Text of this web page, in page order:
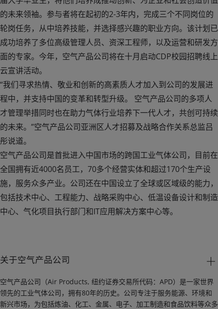
的未来领袖。参与者将在起初的2-3年内，完成三个不同岗位的
轮岗任务，从中培养技能，并选择感兴趣的职业方向。该计划已
成功培养了多位高级管理人员、资深工程师，以及运营和研发方
面的专家。今年，空气产品公司将在十月启动CDP校园招聘线上
云宣讲活动。
“我们寻求热情、敬业和创新的高素质人才加入到公司的发展进
程中，并支持中国的变革和转型升级。 空气产品公司的多项人
才管理举措同时也在助力气体行业培养下一代人才，共创可持续
的未来。”空气产品公司亚洲区人才招募及战略合作关系总监吕
彤说道。
空气产品公司是首批进入中国市场的跨国工业气体公司，目前在
全国拥有近4000名员工，70多个经营实体和超过170个生产设
施，服务众多产业。公司还在中国设立了全球或区域级的能力，
包括技术中心、工程能力、战略采购中心、低温设备设计和制造
中心、气化项目执行部门和IT应用解决方案中心等。
关于空气产品公司
空气产品公司（Air Products, 纽约证券交易所代码：APD）是一家世界
领先的工业气体公司，拥有80年的历史。公司专注于服务能源、环境和
新兴市场，为包括炼油、化工、金属、电子、加工制造和食品饮料等众多